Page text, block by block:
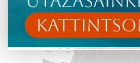
mecsetek és építészeti
További érdekességekért az
Emírségekről kattintson ide.